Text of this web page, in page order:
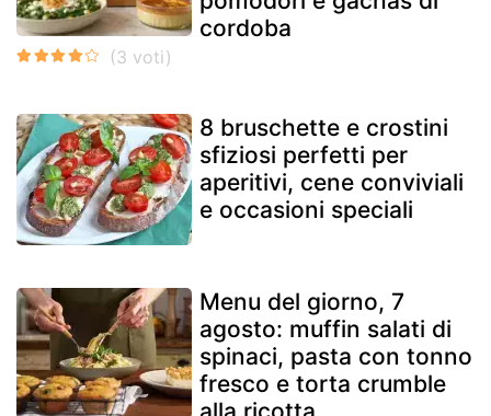
cordoba
8 bruschette e crostini
sfiziosi perfetti per
aperitivi, cene conviviali
e occasioni speciali
Menu del giorno, 7
agosto: muffin salati di
spinaci, pasta con tonno
fresco e torta crumble